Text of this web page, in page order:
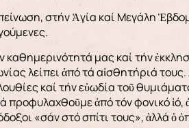
στήν Ἁγία καί Μεγάλη
μας καί τήν
λείπει ἀπό τά αἰσθητήριά
καί τήν εὐωδία τοῦ
προφυλαχθοῦμε ἀπό τόν φονικό
«σάν στό σπίτι τους», ἀλλά ὁ